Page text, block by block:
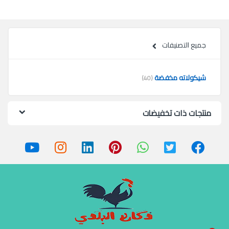
جميع التصنيفات
شيكولاته مخفضة(40)
منتجات ذات تخفيضات